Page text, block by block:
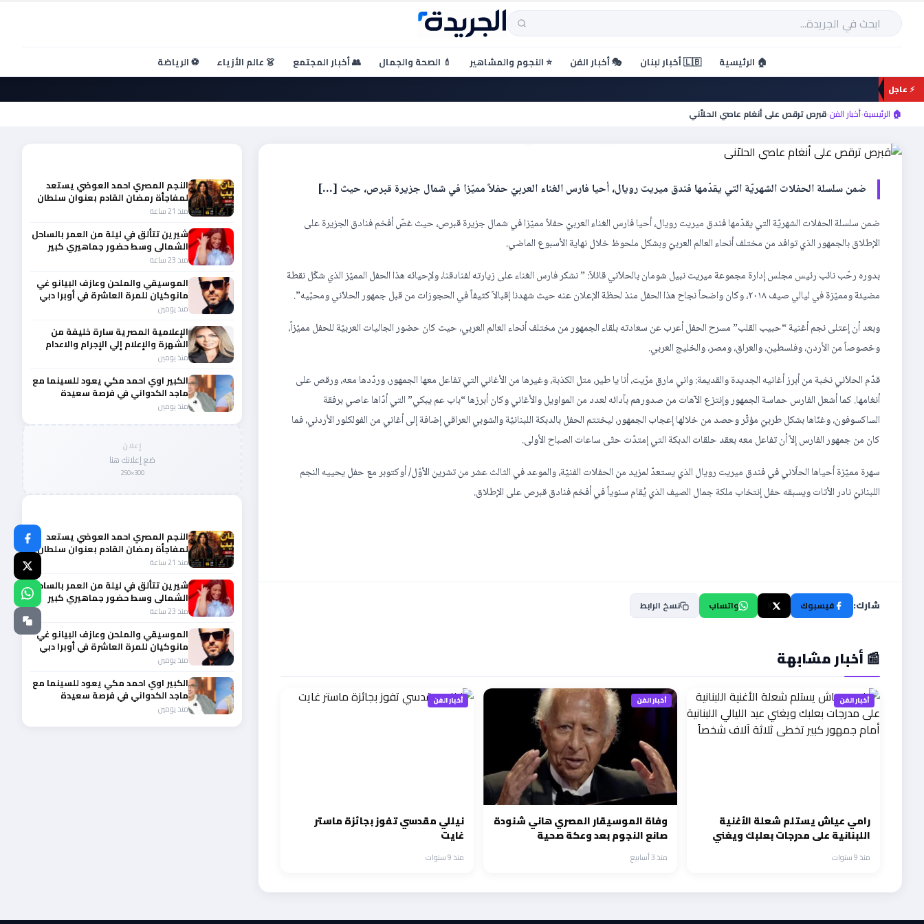
تخطي
المحتوى
بحث
🏠 الرئيسية 🇱🇧 أخبار لبنان 🎭 أخبار الفن ⭐ النجوم والمشاهير 💄 الصحة والجمال 👥 أخبار المجتمع 👗 عالم الأزياء ⚽ الرياضة
⚡ عاجل
🏠 الرئيسية›أخبار الفن›قبرص ترقص على أنغام عاصي الحلاّني
قبرص ترقص على أنغام عاصي الحلاّني
ضمن سلسلة الحفلات الشهريّة التي يقدّمها فندق ميريت رويال، أحيا فارس الغناء العربيّ حفلاً مميّزا في شمال جزيرة قبرص، حيث […]
ضمن سلسلة الحفلات الشهريّة التي يقدّمها فندق ميريت رويال، أحيا فارس الغناء العربيّ حفلاً مميّزا في شمال جزيرة قبرص، حيث غصّ أفخم فنادق الجزيرة على
الإطلاق بالجمهور الذي توافد من مختلف أنحاء العالم العربيّ وبشكل ملحوظ خلال نهاية الأسبوع الماضي.
بدوره رحّب نائب رئيس مجلس إدارة مجموعة ميريت نبيل شومان بالحلاّني قائلاً: ” نشكر فارس الغناء على زيارته لفنادقنا، ولإحيائه هذا الحفل المميّز الذي شكّل نقطة
مضيئة ومميّزة في ليالي صيف ٢٠١٨، وكان واضحاً نجاح هذا الحفل منذ لحظة الإعلان عنه حيث شهدنا إقبالاً كثيفاً في الحجوزات من قبل جمهور الحلاّني ومحبّيه”.
وبعد أن إعتلى نجم أغنية “حبيب القلب” مسرح الحفل أعرب عن سعادته بلقاء الجمهور من مختلف أنحاء العالم العربي، حيث كان حضور الجاليات العربيّة للحفل مميّزاً،
وخصوصاً من الأردن، وفلسطين، والعراق، ومصر، والخليج العربي.
قدّم الحلاّني نخبة من أبرز أغانيه الجديدة والقديمة: واني مارق مرّيت، أنا يا طير، متل الكذبة، وغيرها من الأغاني التي تفاعل معها الجمهور، وردّدها معه، ورقص على
أنغامها. كما أشعل الفارس حماسة الجمهور وإنتزع الآهات من صدورهم بآدائه لعدد من المواويل والأغاني وكان أبرزها “باب عم يبكي” التي أدّاها عاصي برفقة
الساكسوفون، وغنّاها بشكل طربيّ مؤثّر وحصد من خلالها إعجاب الجمهور، ليختتم الحفل بالدبكة اللبنانيّة والشوبي العراقي إضافة إلى أغاني من الفولكلور الأردني، فما
كان من جمهور الفارس إلاّ أن تفاعل معه بعقد حلقات الدبكة التي إمتدّت حتّى ساعات الصباح الأولى.
سهرة مميّزة أحياها الحلّاني في فندق ميريت رويال الذي يستعدّ لمزيد من الحفلات الفنيّة، والموعد في الثالث عشر من تشرين الأوّل/ أوكتوبر مع حفل يحييه النجم
اللبنانيّ نادر الأتات ويسبقه حفل إنتخاب ملكة جمال الصيف الذي يُقام سنوياً في أفخم فنادق قبرص على الإطلاق.
شارك: فيسبوك واتساب نسخ الرابط
📰 أخبار مشابهة
أخبار الفن
رامي عياش يستلم شعلة الأغنية
اللبنانية على مدرجات بعلبك ويغني
تخطى ثلاثة آلاف شخصاً
منذ 9 سنوات
أخبار الفن
وفاة الموسيقار المصري هاني شنودة
صانع النجوم بعد وعكة صحية
منذ 3 أسابيع
أخبار الفن
نيللي مقدسي تفوز بجائزة ماستر
غايت
منذ 9 سنوات
النجم المصري احمد العوضي يستعد
لمفاجأة رمضان القادم بعنوان سلطان
الديب
منذ 21 ساعة
شيرين تتألق في ليلة من العمر بالساحل
الشمالى وسط حضور جماهيري كبير
منذ 23 ساعة
الموسيقي والملحن وعازف البيانو غي
مانوكيان للمرة العاشرة في أوبرا دبي
منذ يومين
الإعلامية المصرية سارة خليفة من
الشهرة والإعلام إلي الإجرام والاعدام
منذ يومين
الكبير اوي احمد مكي يعود للسينما مع
ماجد الكدواني في فرصة سعيدة
منذ يومين
إعلان
ضع إعلانك هنا
300×250
النجم المصري احمد العوضي يستعد
لمفاجأة رمضان القادم بعنوان سلطان
الديب
منذ 21 ساعة
شيرين تتألق في ليلة من العمر بالساحل
الشمالى وسط حضور جماهيري كبير
منذ 23 ساعة
الموسيقي والملحن وعازف البيانو غي
مانوكيان للمرة العاشرة في أوبرا دبي
منذ يومين
الكبير اوي احمد مكي يعود للسينما مع
ماجد الكدواني في فرصة سعيدة
منذ يومين